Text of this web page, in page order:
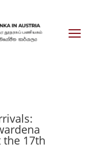
the 17th